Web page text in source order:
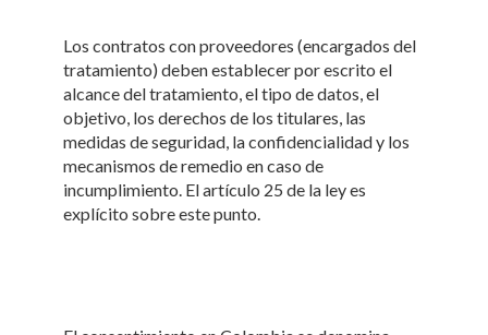
Los contratos con proveedores (encargados del
tratamiento) deben establecer por escrito el
alcance del tratamiento, el tipo de datos, el
objetivo, los derechos de los titulares, las
medidas de seguridad, la confidencialidad y los
mecanismos de remedio en caso de
incumplimiento. El artículo 25 de la ley es
explícito sobre este punto.